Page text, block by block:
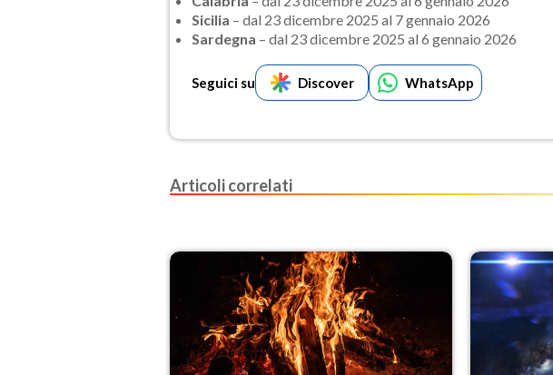
Sicilia – dal 23 dicembre 2025 al 7 gennaio 2026
Sardegna – dal 23 dicembre 2025 al 6 gennaio 2026
Seguici su Discover WhatsApp
Articoli correlati